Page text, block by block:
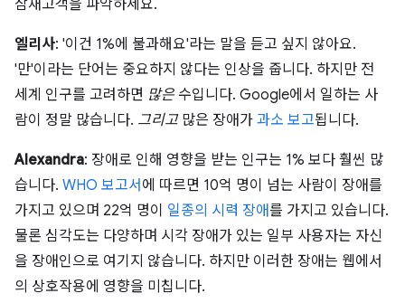
잠재고객을 파악하세요.
엘리사: '이건 1%에 불과해요'라는 말을 듣고 싶지 않아요.
'만'이라는 단어는 중요하지 않다는 인상을 줍니다. 하지만 전
세계 인구를 고려하면 많은수입니다. Google에서 일하는 사
람이 정말 많습니다. 그리고많은 장애가 과소 보고됩니다.
Alexandra: 장애로 인해 영향을 받는 인구는 1% 보다 훨씬 많
습니다. WHO 보고서 에 따르면 10억 명이 넘는 사람이 장애를
가지고 있으며 22억 명이 일종의 시력 장애를 가지고 있습니다.
물론 심각도는 다양하며 시각 장애가 있는 일부 사용자는 자신
을 장애인으로 여기지 않습니다. 하지만 이러한 장애는 웹에서
의 상호작용에 영향을 미칩니다.